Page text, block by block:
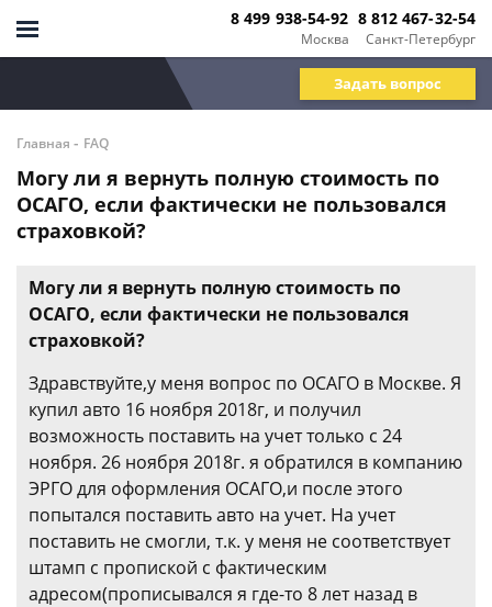
Москва
8 499 938-54-92
Санкт-Петербург
8 812 467-32-54
Задать вопрос
Главная - FAQ
Могу ли я вернуть полную стоимость по
ОСАГО, если фактически не пользовался
страховкой?
Могу ли я вернуть полную стоимость по
ОСАГО, если фактически не пользовался
страховкой?
Здравствуйте,у меня вопрос по ОСАГО в Москве. Я
купил авто 16 ноября 2018г, и получил
возможность поставить на учет только с 24
ноября. 26 ноября 2018г. я обратился в компанию
ЭРГО для оформления ОСАГО,и после этого
попытался поставить авто на учет. На учет
поставить не смогли, т.к. у меня не соответствует
штамп с пропиской с фактическим
адресом(прописывался я где-то 8 лет назад в